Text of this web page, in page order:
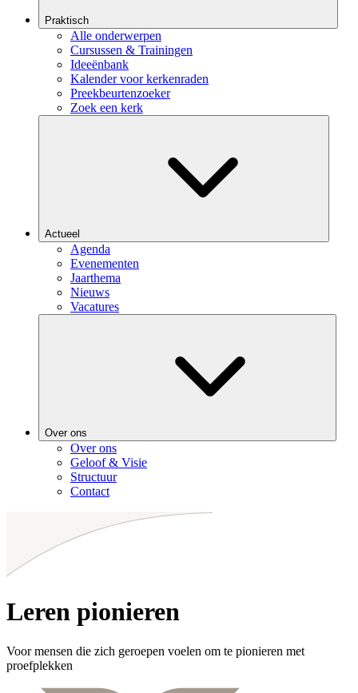
Praktisch
Alle onderwerpen
Cursussen & Trainingen
Ideeënbank
Kalender voor kerkenraden
Preekbeurtenzoeker
Zoek een kerk
Actueel
Agenda
Evenementen
Jaarthema
Nieuws
Vacatures
Over ons
Over ons
Geloof & Visie
Structuur
Contact
Leren pionieren
Voor mensen die zich geroepen voelen om te pionieren met
proefplekken